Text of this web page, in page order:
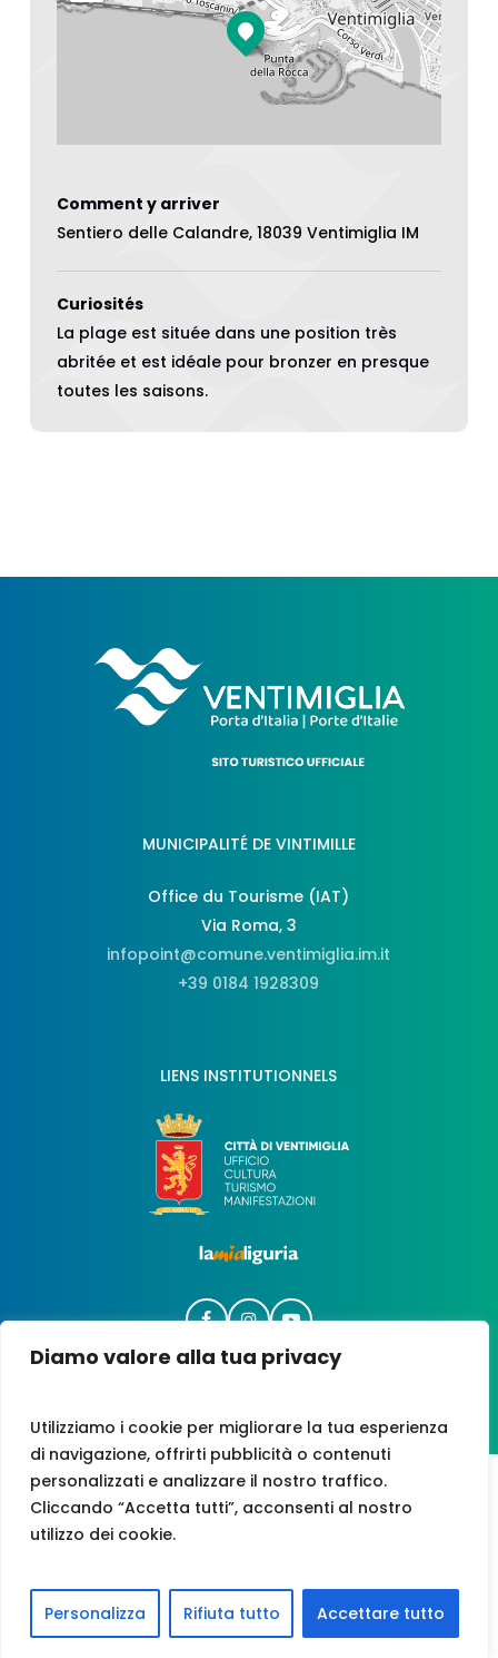
Diamo valore alla tua privacy
Utilizziamo i cookie per migliorare la tua esperienza
di navigazione, offrirti pubblicità o contenuti
personalizzati e analizzare il nostro traffico.
Cliccando “Accetta tutti”, acconsenti al nostro
utilizzo dei cookie.
Personalizza Rifiuta tutto Accettare tutto
Comment y arriver
Sentiero delle Calandre, 18039 Ventimiglia IM
Curiosités
La plage est située dans une position très
abritée et est idéale pour bronzer en presque
toutes les saisons.
MUNICIPALITÉ DE VINTIMILLE
Office du Tourisme (IAT)
Via Roma, 3
infopoint@comune.ventimiglia.im.it
+39 0184 1928309
LIENS INSTITUTIONNELS
TVA N. 00247210081
CREDITS
| POLITIQUE DE CONFIDENTIALITÉ
English Français Italiano